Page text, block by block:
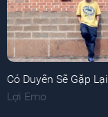
Có Duyên Sẽ Gặp Lại
Lợi Emo